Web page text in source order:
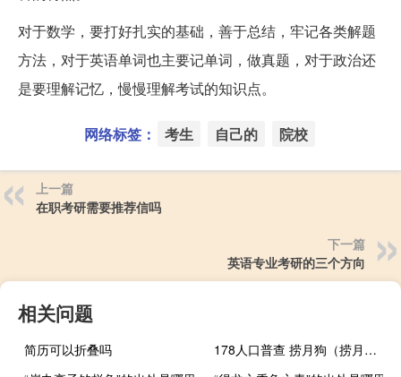
对于数学，要打好扎实的基础，善于总结，牢记各类解题
方法，对于英语单词也主要记单词，做真题，对于政治还
是要理解记忆，慢慢理解考试的知识点。
网络标签： 考生 自己的 院校
上一篇
在职考研需要推荐信吗
下一篇
英语专业考研的三个方向
相关问题
简历可以折叠吗
178人口普查 捞月狗（捞月狗魔兽世界人口普查在哪 WOW人口普查查询方法）